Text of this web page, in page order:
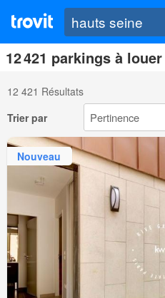
12 421 parkings à
12 421 Résultats
Trier par
Nouveau